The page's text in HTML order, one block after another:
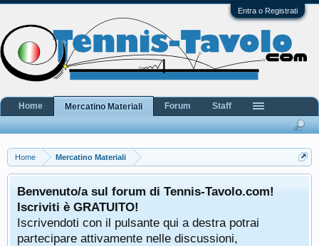
Entra o Registrati
Home Mercatino Materiali
Benvenuto/a sul forum di Tennis-Tavolo.com!
Iscriviti è GRATUITO!
Iscrivendoti con il pulsante qui a destra potrai
partecipare attivamente nelle discussioni,
Home Mercatino Materiali Forum Staff